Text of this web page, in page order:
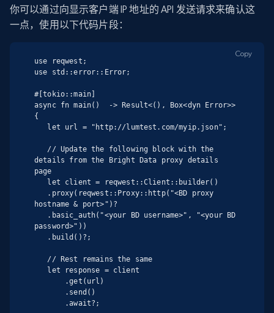
你可以通过向显示客户端 IP 地址的 API 发送请求来确认这
一点，使用以下代码片段：
use reqwest;
use std::error::Error;
#[tokio::main]
async fn main()  -> Result<(), Box<dyn Error>>
{
details from the Bright Data proxy details
page
hostname & port>")?
password>"))
Copy